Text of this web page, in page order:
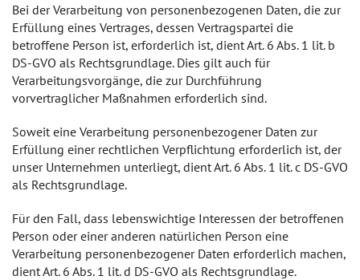
Bei der Verarbeitung von personenbezogenen Daten, die zur
Erfüllung eines Vertrages, dessen Vertragspartei die
betroffene Person ist, erforderlich ist, dient Art. 6 Abs. 1 lit. b
DS-GVO als Rechtsgrundlage. Dies gilt auch für
Verarbeitungsvorgänge, die zur Durchführung
vorvertraglicher Maßnahmen erforderlich sind.
Soweit eine Verarbeitung personenbezogener Daten zur
Erfüllung einer rechtlichen Verpflichtung erforderlich ist, der
unser Unternehmen unterliegt, dient Art. 6 Abs. 1 lit. c DS-GVO
als Rechtsgrundlage.
Für den Fall, dass lebenswichtige Interessen der betroffenen
Person oder einer anderen natürlichen Person eine
Verarbeitung personenbezogener Daten erforderlich machen,
dient Art. 6 Abs. 1 lit. d DS-GVO als Rechtsgrundlage.